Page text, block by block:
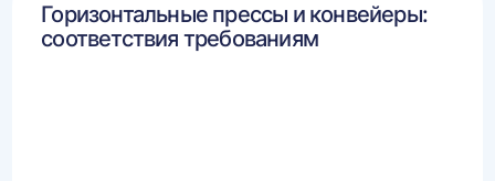
Горизонтальные прессы и конвейеры:
соответствия требованиям